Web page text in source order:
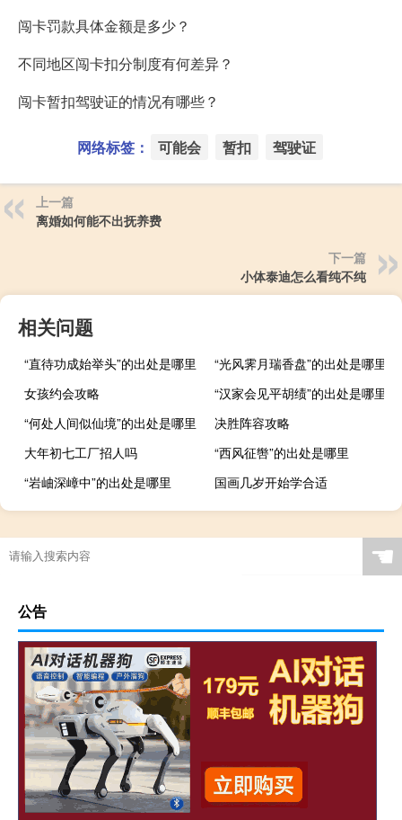
闯卡罚款具体金额是多少？
不同地区闯卡扣分制度有何差异？
闯卡暂扣驾驶证的情况有哪些？
网络标签： 可能会 暂扣 驾驶证
上一篇
离婚如何能不出抚养费
下一篇
小体泰迪怎么看纯不纯
相关问题
“直待功成始举头”的出处是哪里
“光风霁月瑞香盘”的出处是哪里
女孩约会攻略
“汉家会见平胡绩”的出处是哪里
“何处人间似仙境”的出处是哪里
决胜阵容攻略
大年初七工厂招人吗
“西风征辔”的出处是哪里
“岩岫深嶂中”的出处是哪里
国画几岁开始学合适
☚
公告